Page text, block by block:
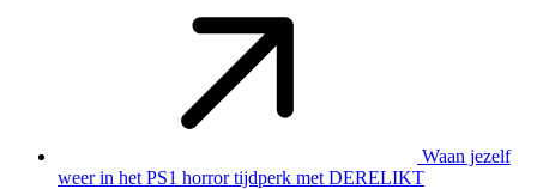
Waan jezelf
weer in het PS1 horror tijdperk met DERELIKT